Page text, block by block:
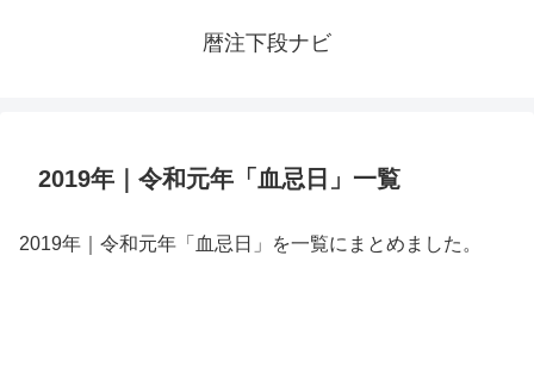
暦注下段ナビ
2019年｜令和元年「血忌日」一覧
2019年｜令和元年「血忌日」を一覧にまとめました。